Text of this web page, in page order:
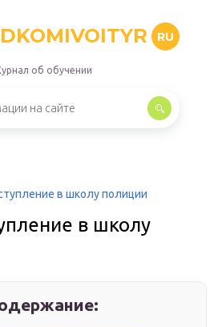
RU
об обучении
в школу полиции
в школу